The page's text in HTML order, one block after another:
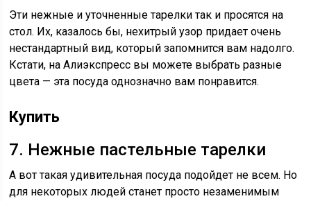
Эти нежные и уточненные тарелки так и просятся на
стол. Их, казалось бы, нехитрый узор придает очень
нестандартный вид, который запомнится вам надолго.
Кстати, на Алиэкспресс вы можете выбрать разные
цвета — эта посуда однозначно вам понравится.
Купить
7. Нежные пастельные тарелки
А вот такая удивительная посуда подойдет не всем. Но
для некоторых людей станет просто незаменимым